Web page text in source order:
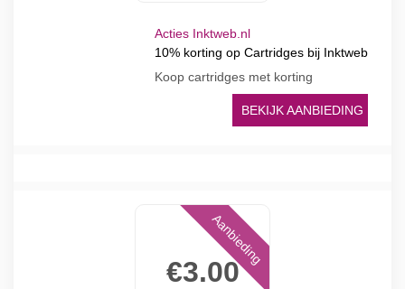
Acties Inktweb.nl
10% korting op Cartridges bij Inktweb
Koop cartridges met korting
BEKIJK AANBIEDING
€3.00
Aanbieding